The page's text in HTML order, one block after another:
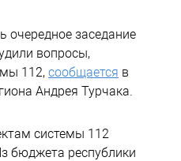
очередное заседание
вопросы,
112, сообщается в
Андрея Турчака.
системы 112
бюджета республики